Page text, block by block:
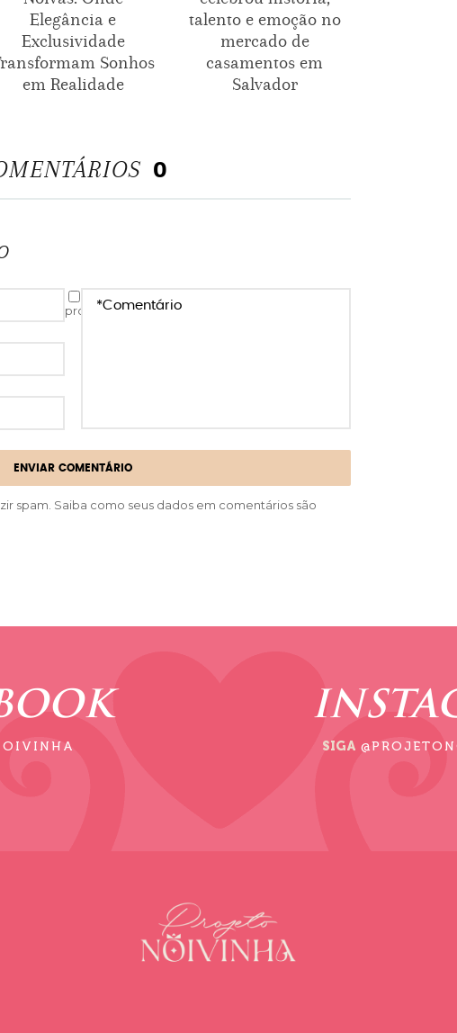
Elegância e
Exclusividade
Sonhos
em Realidade
talento e emoção no
mercado de
casamentos em
Salvador
0
Salvar meus dados neste navegador para a
próxima vez que eu comentar.
spam. Saiba como seus dados em comentários são
SIGA